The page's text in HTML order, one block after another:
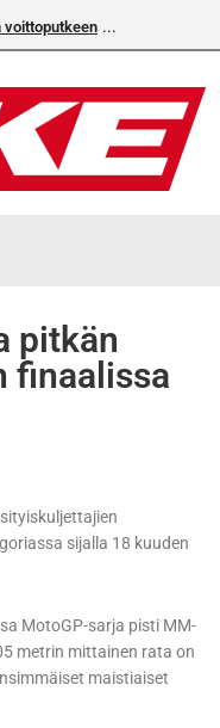
voittoputkeen
pitkän
finaalissa
sijalla 18 kuuden
MotoGP-sarja pisti MM-
metrin mittainen rata on
maistiaiset